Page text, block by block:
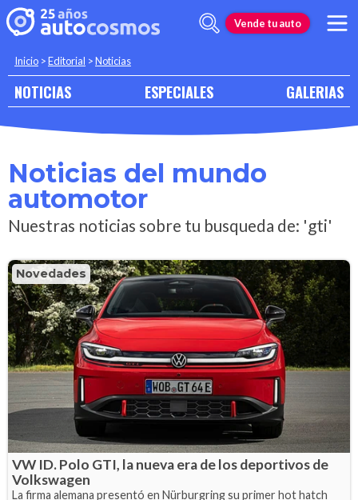
Vende tu auto
Inicio >Editorial >Noticias
NOTICIAS ESPECIALES GALERIAS
Noticias del mundo
automotor
Nuestras noticias sobre tu busqueda de: 'gti'
Novedades
VW ID. Polo GTI, la nueva era de los deportivos de
Volkswagen
La firma alemana presentó en Nürburgring su primer hot hatch